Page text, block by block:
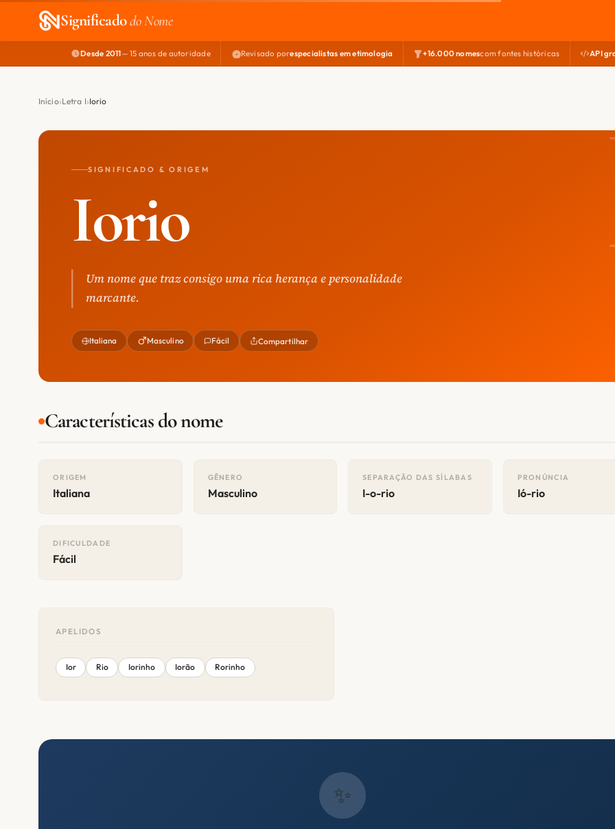
Significadodo Nome
Desde 2011— 15 anos de autoridade Revisado porespecialistas em etimologia +16.000 nomescom fontes históricas API
Início Letra I Iorio
SIGNIFICADO & ORIGEM
Iorio
Um nome que traz consigo uma rica herança e personalidade
marcante.
Italiana Masculino Fácil Compartilhar
Características do nome
ORIGEM
Italiana
GÊNERO
Masculino
SEPARAÇÃO DAS SÍLABAS
I-o-rio
PRONÚNCIA
Ió-rio
DIFICULDADE
Fácil
APELIDOS
Ior Rio Iorinho Iorão Rorinho
✨